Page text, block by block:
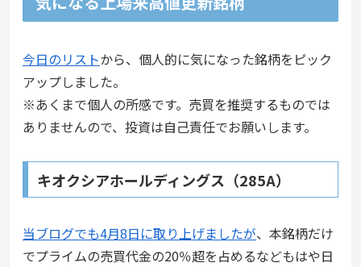
今日のリストから、個人的に気になった銘柄をピック
アップしました。
※あくまで個人の所感です。売買を推奨するものでは
ありませんので、投資は自己責任でお願いします。
キオクシアホールディングス（285A）
当ブログでも4月8日に取り上げましたが、本銘柄だけ
でプライムの売買代金の20％超を占めるなどもはや日